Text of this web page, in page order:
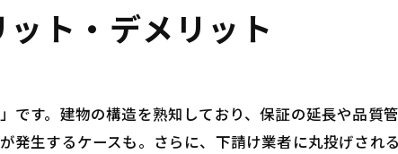
外壁塗装の価格が適正
業者は直接打ち合わせができる
・専門業者】選択時の注意点
積もりは複数取って比較
ト・デメリット
す。建物の構造を熟知しており、保証の延長や品質管
生するケースも。さらに、下請け業者に丸投げされ